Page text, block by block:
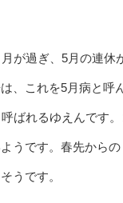
が過ぎ、5月の連休
これを5月病と呼
ばれるゆえんです
うです。春先からの
うです。